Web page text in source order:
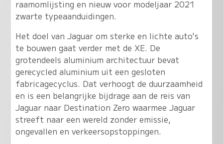
raamomlijsting en nieuw voor modeljaar 2021
zwarte typeaanduidingen.
Het doel van Jaguar om sterke en lichte auto's
te bouwen gaat verder met de XE. De
grotendeels aluminium architectuur bevat
gerecycled aluminium uit een gesloten
fabricagecyclus. Dat verhoogt de duurzaamheid
en is een belangrijke bijdrage aan de reis van
Jaguar naar Destination Zero waarmee Jaguar
streeft naar een wereld zonder emissie,
ongevallen en verkeersopstoppingen.